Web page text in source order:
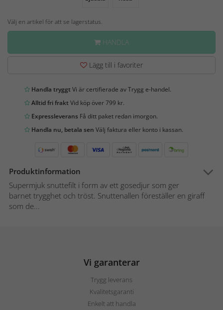
Välj en artikel för att se lagerstatus.
HANDLA
Lägg till i favoriter
Handla tryggtVi är certifierade av Trygg e-handel.
Alltid fri fraktVid köp över 799 kr.
Expressleverans Få ditt paket redan imorgon.
Handla nu, betala sen Välj faktura eller konto i kassan.
Produktinformation
Supermjuk snuttefilt i form av ett gosedjur som ger
barnet trygghet och tröst. Snuttenallen föreställer en giraff
som de...
Vi garanterar
Trygg leverans
Kvalitetsgaranti
Enkelt att handla